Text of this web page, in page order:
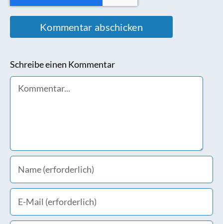
Schreibe einen Kommentar
Comment